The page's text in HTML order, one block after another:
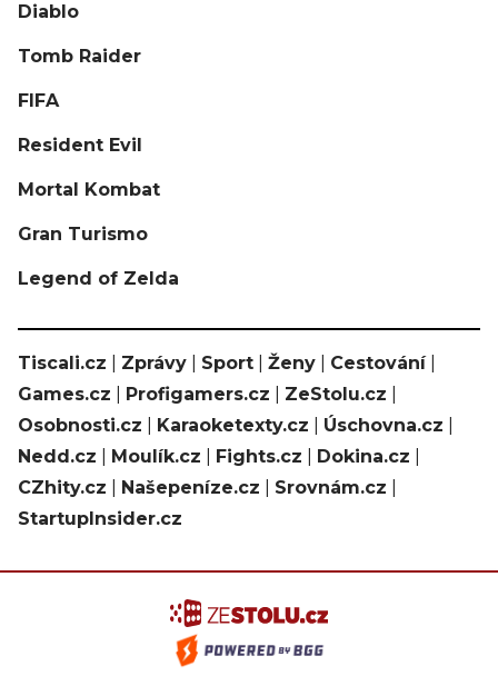
Diablo
Tomb Raider
FIFA
Resident Evil
Mortal Kombat
Gran Turismo
Legend of Zelda
Tiscali.cz Zprávy Sport Ženy Cestování|
Games.cz
Profigamers.cz ZeStolu.cz
Osobnosti.cz
Karaoketexty.cz Úschovna.cz
Nedd.cz
Moulík.cz Fights.cz Dokina.cz
CZhity.cz
Našepeníze.cz Srovnám.cz
StartupInsider.cz